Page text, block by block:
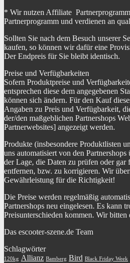
* Wir nutzen Affiliate
Partnerprogramm und verdienen an
Sollten Sie nach dem Besuch unserer
kaufen, so können wir dafür eine
Der Endpreis für Sie bleibt identisch.
Preise und Verfügbarkeiten
Sofern Produktpreise und
entsprechen diese dem angegebenen
können sich ändern. Für den Kauf
Angaben zu Preis und Verfügbarkeit,
der/den maßgeblichen Partnershops
Partnerwebsites] angezeigt werden.
Produkte (insbesondere Produktlisten
uns automatisiert von den
der Lage, die Daten zu prüfen oder gar
entfernen, bzw. zu korrigieren. Wir
Gewährleistung für die Richtigkeit!
Die Preise werden regelmäßig
Partnershops neu eingelesen. Es kann
Preisunterschieden kommen. Wir bitten
Das escooter-szene.de Team
Schlagwörter
120kg Allianz Bamberg Bird Black Friday Week